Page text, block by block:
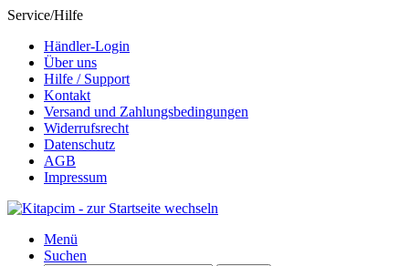
Service/Hilfe
Händler-Login
Über uns
Hilfe / Support
Kontakt
Versand und Zahlungsbedingungen
Widerrufsrecht
Datenschutz
AGB
Impressum
Menü
Suchen